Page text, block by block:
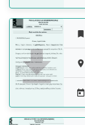



